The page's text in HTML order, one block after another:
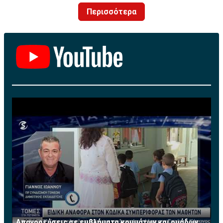
A post shared by ERTflix (@ertflix)
Περισσότερα